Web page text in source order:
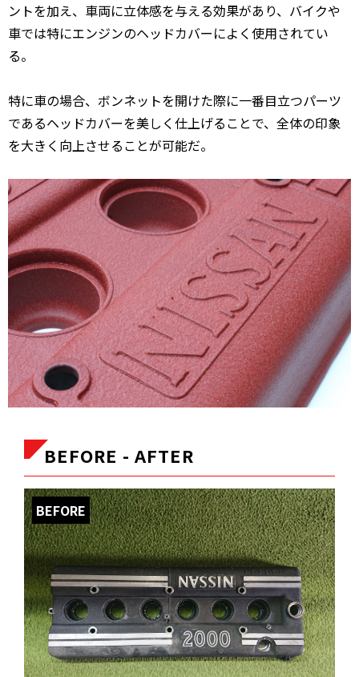
ントを加え、車両に立体感を与える効果があり、バイクや
車では特にエンジンのヘッドカバーによく使用されてい
る。
特に車の場合、ボンネットを開けた際に一番目立つパーツ
であるヘッドカバーを美しく仕上げることで、全体の印象
を大きく向上させることが可能だ。
BEFORE - AFTER
BEFORE